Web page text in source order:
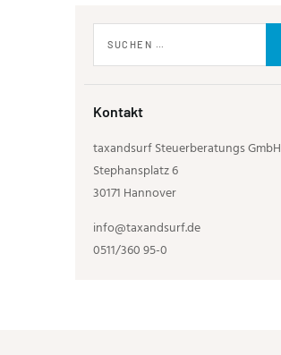
Kontakt
taxandsurf Steuerberatungs GmbH
Stephansplatz 6
30171 Hannover
info@taxandsurf.de
0511/360 95-0